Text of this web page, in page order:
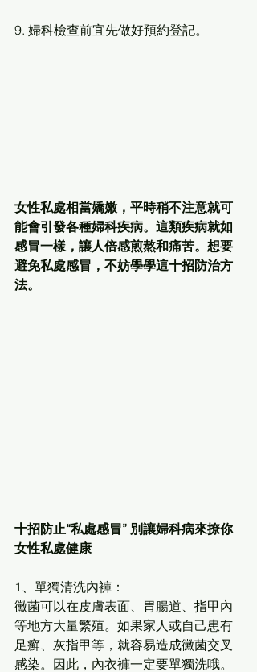
9. 婦科檢查前宜先做好預約登記。
女性私處相當嬌嫩，平時稍不注意就可
能會引發各種婦科疾病。這類疾病就如
感冒一樣，讓人倍感煎熬和痛苦。想要
避免私處感冒，不妨學學這十招防治方
法。
十招防止“私處感冒” 別讓婦科病來撩你
女性私處健康
1、單獨清洗內褲：
黴菌可以在皮膚表面、胃腸道、指甲內
等地方大量繁殖。如果家人或自己患有
足癬、灰指甲等，就容易造成黴菌交叉
感染。因此，內衣褲一定要單獨洗哦。